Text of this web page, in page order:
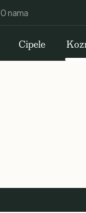
O nama
Cipele